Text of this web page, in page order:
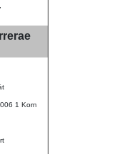
1 Korn